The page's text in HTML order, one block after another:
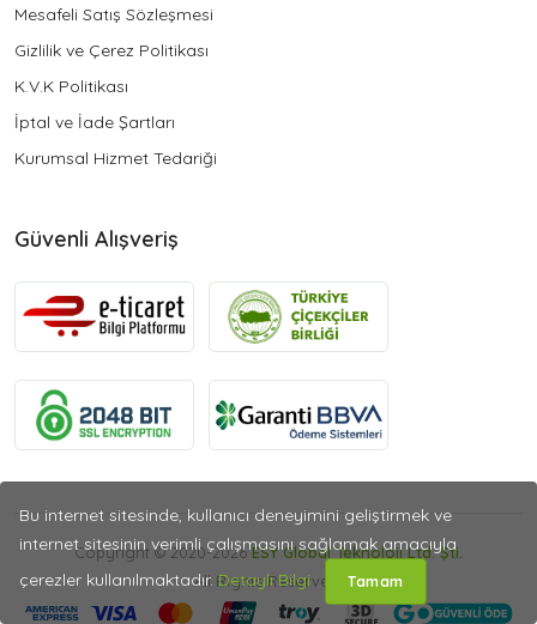
Mesafeli Satış Sözleşmesi
Gizlilik ve Çerez Politikası
K.V.K Politikası
İptal ve İade Şartları
Kurumsal Hizmet Tedariği
Güvenli Alışveriş
Copyright © 2020-2026ESY Global Teknoloji Ltd. Şti.
All Rights Reserved.
Bu internet sitesinde, kullanıcı deneyimini geliştirmek ve
internet sitesinin verimli çalışmasını sağlamak amacıyla
çerezler kullanılmaktadır.Detaylı Bilgi Tamam